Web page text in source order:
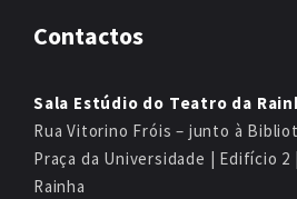
Contactos
Sala Estúdio do Teatro da
Rua Vitorino Fróis – junto à
Praça da Universidade | Edifício 2
Rainha